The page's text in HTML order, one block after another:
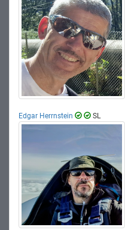
Edgar Herrnstein SL